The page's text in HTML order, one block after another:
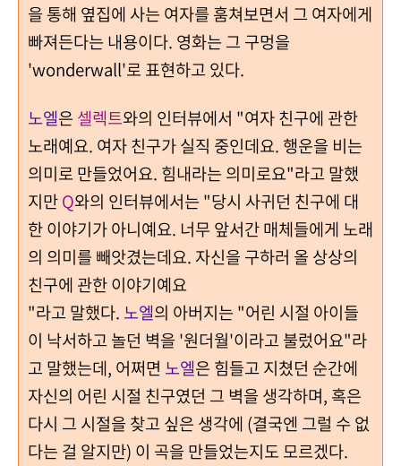
을 통해 옆집에 사는 여자를 훔쳐보면서 그 여자에게
빠져든다는 내용이다. 영화는 그 구멍을
'wonderwall'로 표현하고 있다.
노엘은 셀렉트와의 인터뷰에서 "여자 친구에 관한
노래예요. 여자 친구가 실직 중인데요. 행운을 비는
의미로 만들었어요. 힘내라는 의미로요"라고 말했
지만Q와의 인터뷰에서는 "당시 사귀던 친구에 대
한 이야기가 아니예요. 너무 앞서간 매체들에게 노래
의 의미를 빼앗겼는데요. 자신을 구하러 올 상상의
친구에 관한 이야기예요
"라고 말했다. 노엘의 아버지는 "어린 시절 아이들
이 낙서하고 놀던 벽을 '원더월'이라고 불렀어요"라
고 말했는데, 어쩌면 노엘은 힘들고 지쳤던 순간에
자신의 어린 시절 친구였던 그 벽을 생각하며, 혹은
다시 그 시절을 찾고 싶은 생각에 (결국엔 그럴 수 없
다는 걸 알지만) 이 곡을 만들었는지도 모르겠다.